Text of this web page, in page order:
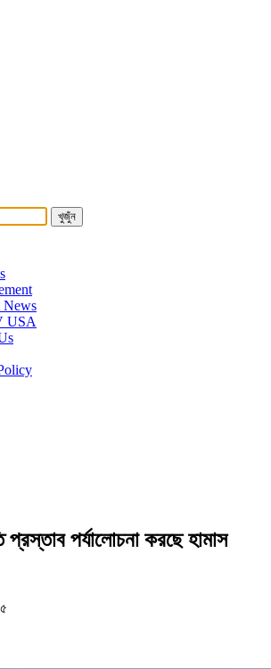
খুজুঁন
USA
প্রস্তাব পর্যালোচনা করছে হামাস